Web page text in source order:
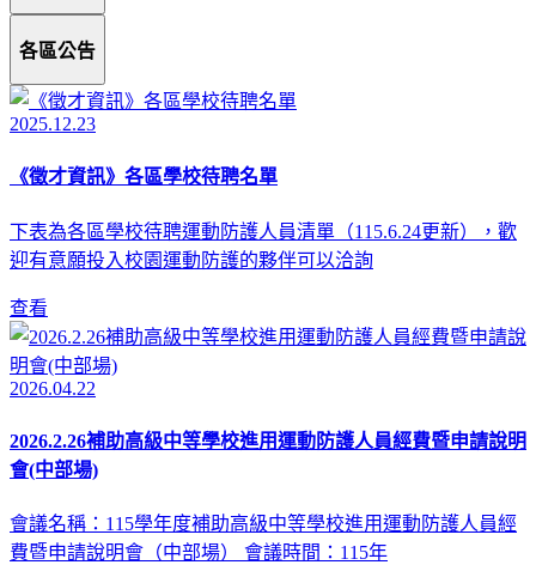
各區公告
2025.12.23
《徵才資訊》各區學校待聘名單
下表為各區學校待聘運動防護人員清單（115.6.24更新），歡
迎有意願投入校園運動防護的夥伴可以洽詢
查看
2026.04.22
2026.2.26補助高級中等學校進用運動防護人員經費暨申請說明
會(中部場)
會議名稱：115學年度補助高級中等學校進用運動防護人員經
費暨申請說明會（中部場） 會議時間：115年